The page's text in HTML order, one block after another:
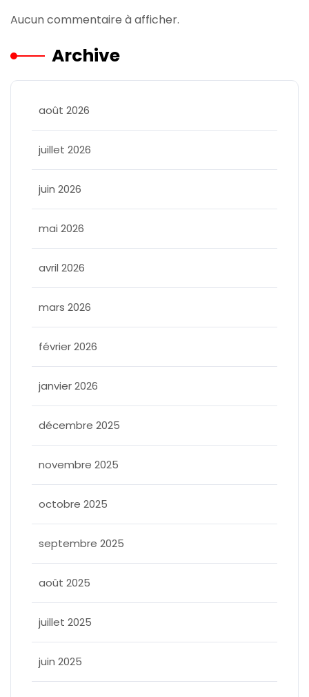
Aucun commentaire à afficher.
Archive
août 2026
juillet 2026
juin 2026
mai 2026
avril 2026
mars 2026
février 2026
janvier 2026
décembre 2025
novembre 2025
octobre 2025
septembre 2025
août 2025
juillet 2025
juin 2025